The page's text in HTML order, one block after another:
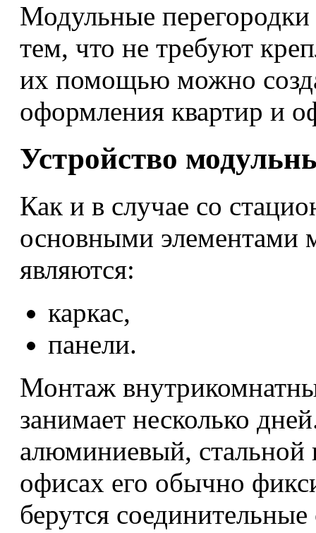
Модульные
тем, что не требуют
их помощью можно
оформления квартир и
Устройство
Как и в случае со
основными элементами
являются:
каркас,
панели.
Монтаж
занимает несколько
алюминиевый, стальной
офисах его обычно
берутся